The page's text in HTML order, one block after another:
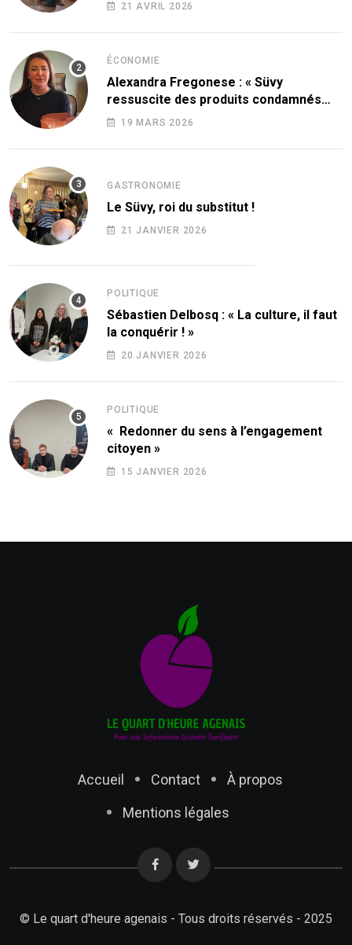
21 AVRIL 2026
ÉCONOMIE
Alexandra Fregonese : « Süvy
ressuscite des produits condamnés
par le sucre ! »
19 MARS 2026
GASTRONOMIE
Le Süvy, roi du substitut !
21 JANVIER 2026
POLITIQUE
Sébastien Delbosq : « La culture, il faut
la conquérir ! »
20 JANVIER 2026
POLITIQUE
« Redonner du sens à l’engagement
citoyen »
15 JANVIER 2026
Accueil Contact
À propos
Mentions légales
© Le quart d'heure agenais - Tous droits réservés - 2025